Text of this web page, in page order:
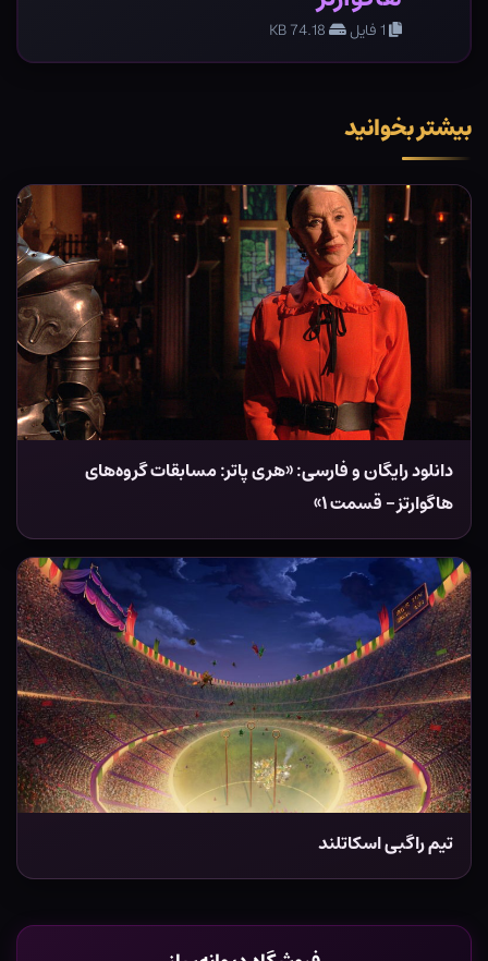
بیشتر بخوانید
دانلود رایگان و فارسی: «هری پاتر: مسابقات گروه‌های
هاگوارتز – قسمت ۱»
تیم راگبی اسکاتلند